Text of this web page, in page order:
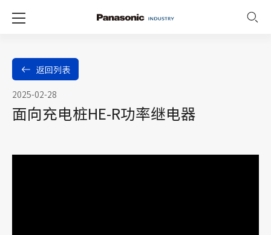
返回列表
2025-02-28
面向充电桩HE-R功率继电器